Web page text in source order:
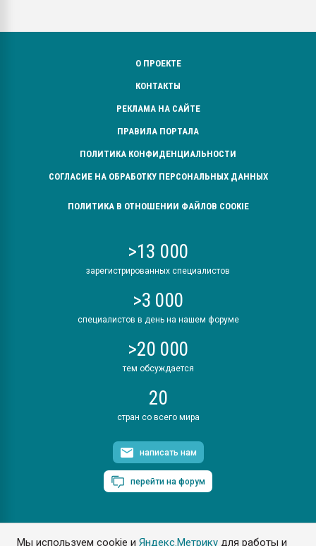
Мы используем cookie иЯндекс.Метрику для работы и
О ПРОЕКТЕ
КОНТАКТЫ
РЕКЛАМА НА САЙТЕ
ПРАВИЛА ПОРТАЛА
ПОЛИТИКА КОНФИДЕНЦИАЛЬНОСТИ
СОГЛАСИЕ НА ОБРАБОТКУ ПЕРСОНАЛЬНЫХ ДАННЫХ
ПОЛИТИКА В ОТНОШЕНИИ ФАЙЛОВ COOKIE
>13 000
зарегистрированных специалистов
>3 000
специалистов в день на нашем форуме
>20 000
тем обсуждается
20
стран со всего мира
написать нам
перейти на форум
ПластЭксперт © 2006. Все права защищены